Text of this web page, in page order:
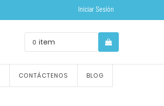
Iniciar Sesión
0 item
CONTÁCTENOS BLOG